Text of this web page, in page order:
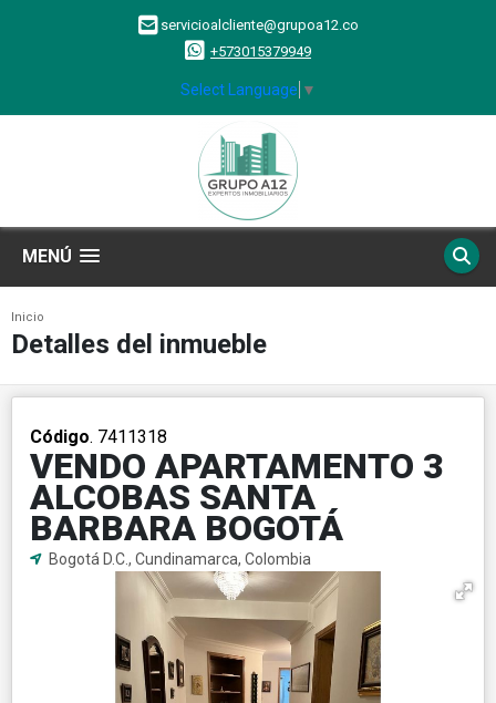
servicioalcliente@grupoa12.co
+573015379949
Select Language ▼
MENÚ
Inicio
Detalles del inmueble
Código. 7411318
VENDO APARTAMENTO 3
ALCOBAS SANTA
BARBARA BOGOTÁ
Bogotá D.C., Cundinamarca, Colombia